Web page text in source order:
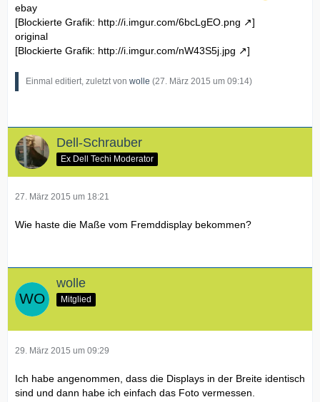
ebay
[Blockierte Grafik: http://i.imgur.com/6bcLgEO.png
]
original
[Blockierte Grafik: http://i.imgur.com/nW43S5j.jpg ]
Einmal editiert, zuletzt von wolle (27. März 2015 um 09:14)
Dell-Schrauber
Ex Dell Techi Moderator
27. März 2015 um 18:21
Wie haste die Maße vom Fremddisplay bekommen?
wolle
Mitglied
29. März 2015 um 09:29
Ich habe angenommen, dass die Displays in der Breite identisch
sind und dann habe ich einfach das Foto vermessen.